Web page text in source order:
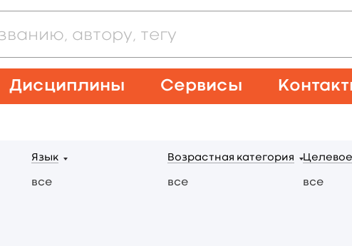
Дисциплины Сервисы
Язык
все
Возрастная категория
все все